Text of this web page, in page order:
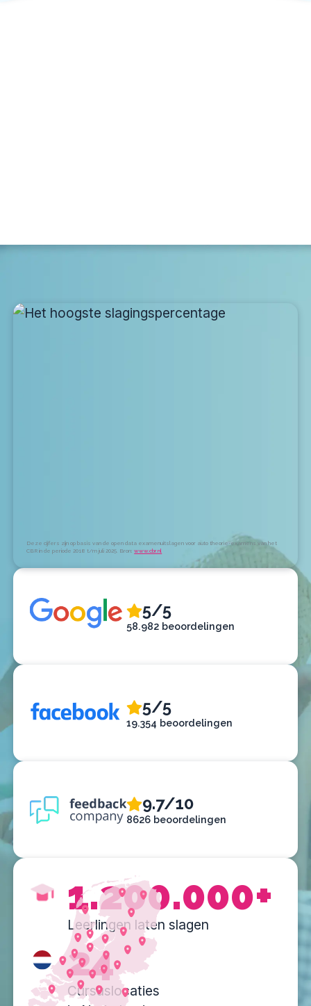
Deze cijfers zijn op basis van de open data examenuitslagen voor auto theorie-examens van het
CBR in de periode 2018 t/m juli 2025. Bron:www.cbr.nl
5/5
58.982 beoordelingen
5/5
19.354 beoordelingen
9.7/10
8626 beoordelingen
1.200.000+
Leerlingen laten slagen
24
Cursuslocaties